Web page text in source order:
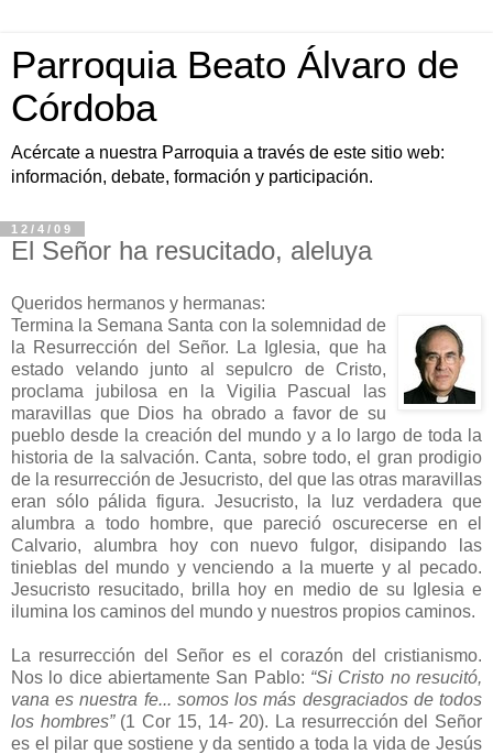
Parroquia Beato Álvaro de
Córdoba
Acércate a nuestra Parroquia a través de este sitio web:
información, debate, formación y participación.
12/4/09
El Señor ha resucitado, aleluya
Queridos hermanos y hermanas:
Termina la Semana Santa con la solemnidad de
la Resurrección del Señor. La Iglesia, que ha
estado velando junto al sepulcro de Cristo,
proclama jubilosa en la Vigilia Pascual las
maravillas que Dios ha obrado a favor de su
pueblo desde la creación del mundo y a lo largo de toda la
historia de la salvación. Canta, sobre todo, el gran prodigio
de la resurrección de Jesucristo, del que las otras maravillas
eran sólo pálida figura. Jesucristo, la luz verdadera que
alumbra a todo hombre, que pareció oscurecerse en el
Calvario, alumbra hoy con nuevo fulgor, disipando las
tinieblas del mundo y venciendo a la muerte y al pecado.
Jesucristo resucitado, brilla hoy en medio de su Iglesia e
ilumina los caminos del mundo y nuestros propios caminos.
La resurrección del Señor es el corazón del cristianismo.
Nos lo dice abiertamente San Pablo: “Si Cristo no resucitó,
vana es nuestra fe... somos los más desgraciados de todos
los hombres”(1 Cor 15, 14- 20). La resurrección del Señor
es el pilar que sostiene y da sentido a toda la vida de Jesús